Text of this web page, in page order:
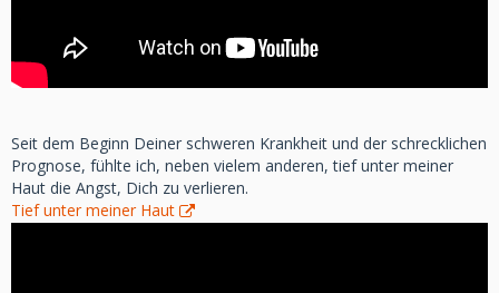
Seit dem Beginn Deiner schweren Krankheit und der schrecklichen
Prognose, fühlte ich, neben vielem anderen, tief unter meiner
Haut die Angst, Dich zu verlieren.
Tief unter meiner Haut